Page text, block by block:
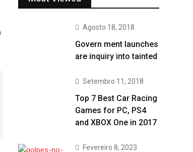
Agosto 18, 2018
Govern ment launches
are inquiry into tainted
Setembro 11, 2018
Top 7 Best Car Racing
Games for PC, PS4
and XBOX One in 2017
Fevereiro 8, 2023